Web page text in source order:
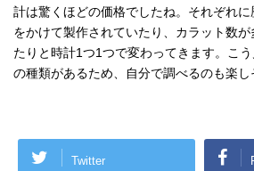
計は驚くほどの価格でしたね。それぞれに
をかけて製作されていたり、カラット数
たりと時計1つ1つで変わってきます。こ
の種類があるため、自分で調べるのも楽し
Twitter